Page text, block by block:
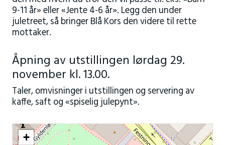
9-11 år» eller «Jente 4-6 år». Legg den under
juletreet, så bringer Blå Kors den videre til rette
mottaker.
Åpning av utstillingen lørdag 29.
november kl. 13.00.
Taler, omvisninger i utstillingen og servering av
kaffe, saft og «spiselig julepynt».
+